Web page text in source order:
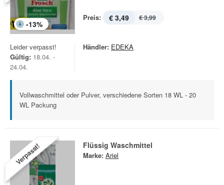
-13%
Preis: € 3,49 € 3,99
Leider verpasst!
Gültig: 18.04. -
24.04.
Händler: EDEKA
Vollwaschmittel oder Pulver, verschiedene Sorten 18 WL - 20
WL Packung
Verpasst! Flüssig Waschmittel
Marke: Ariel